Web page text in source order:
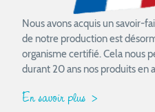
Nous avons acquis un savoir-
de notre production est
organisme certifié. Cela nous
durant 20 ans nos produits en
En savoir plus